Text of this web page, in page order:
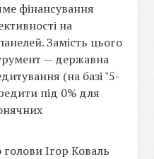
фінансування
на
Замість цього
— державна
(на базі "5-
під 0% для
Ігор Коваль